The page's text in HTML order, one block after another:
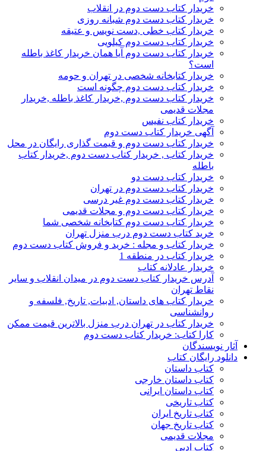
خریدار کتاب دست دوم در انقلاب
خریدار کتاب دست دوم شبانه روزی
خریدار کتاب خطی ,دست نویس و عتیقه
خریدار کتاب دست دوم کیلویی
خریدار کتاب دست دوم آیا همان خریدار کاغذ باطله
است؟
خریدار کتابخانه شخصی در تهران و حومه
خریدار کتاب دست دوم چگونه است
خریدار کتاب دست دوم ,خریدار کاغذ باطله ,خریدار
مجلات قدیمی
خریدار کتاب نفیس
آگهی خریدار کتاب دست دوم
خریدار کتاب دست دوم و قیمت گذاری رایگان در محل
خریدار کتاب , خریدار کتاب دست دوم ,خریدار کتاب
باطله
خریدار کتاب دست دو
خریدار کتاب دست دوم در تهران
خریدار کتاب دست دوم غیر درسی
خریدار کتاب دست دوم و مجلات قدیمی
خریدار کتاب دست دوم کتابخانه شخصی شما
خرید کتاب دست دوم درب منزل تهران
خریدار کتاب و مجله : خرید و فروش کتاب دست دوم
خریدار کتاب در منطقه 1
خریدار عادلانه کتاب
آدرس خریدار کتاب دست دوم در میدان انقلاب و سایر
نقاط تهران
خریدار کتاب های داستان, ادبیات, تاریخ, فلسفه و
روانشناسی
خریدار کتاب در تهران درب منزل بالاترین قیمت ممکن
کارا کتاب: خریدار کتاب دست دوم
آثار نویسندگان
دانلود رایگان کتاب
کتاب داستان
کتاب داستان خارجی
کتاب داستان ایرانی
کتاب تاریخی
کتاب تاریخ ایران
کتاب تاریخ جهان
مجلات قدیمی
کتاب ادبی